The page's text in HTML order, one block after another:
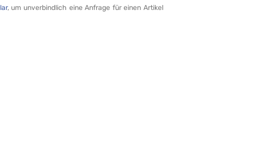
, um unverbindlich eine Anfrage für einen Artikel